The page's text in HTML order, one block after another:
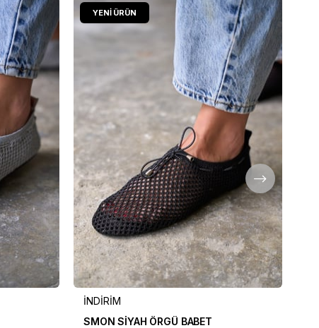
İNDİRİM
SMON SİYAH ÖRGÜ BABET
YENI ÜRÜN